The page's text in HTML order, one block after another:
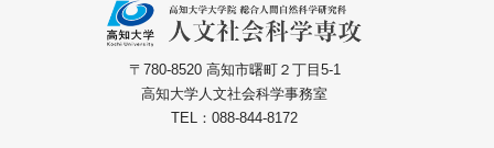
〒780-8520 高知市曙町２丁目5-1
高知大学人文社会科学事務室
TEL：088-844-8172